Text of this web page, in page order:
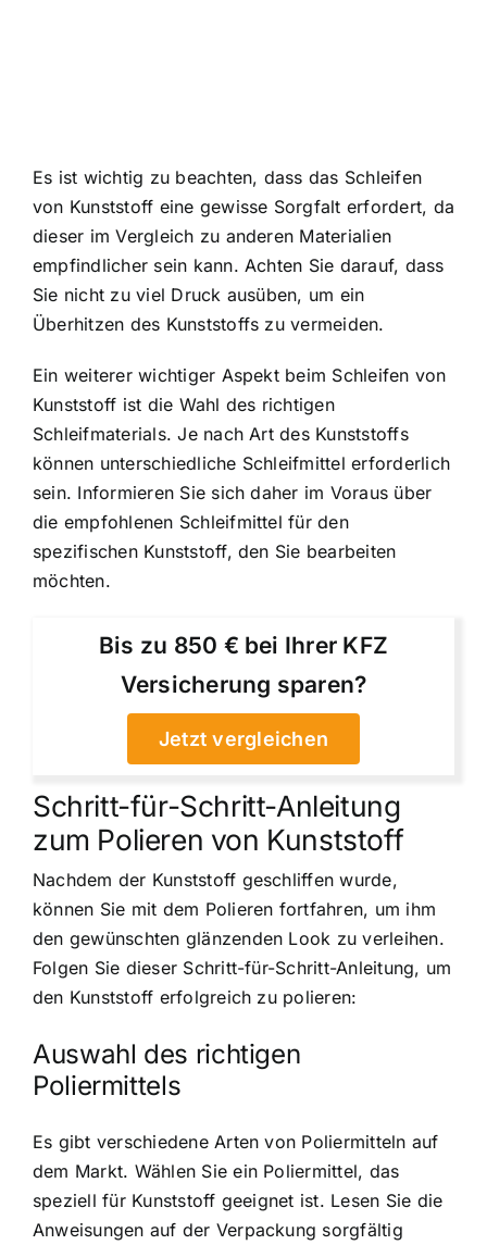
Es ist wichtig zu beachten, dass das Schleifen
von Kunststoff eine gewisse Sorgfalt erfordert, da
dieser im Vergleich zu anderen Materialien
empfindlicher sein kann. Achten Sie darauf, dass
Sie nicht zu viel Druck ausüben, um ein
Überhitzen des Kunststoffs zu vermeiden.
Ein weiterer wichtiger Aspekt beim Schleifen von
Kunststoff ist die Wahl des richtigen
Schleifmaterials. Je nach Art des Kunststoffs
können unterschiedliche Schleifmittel erforderlich
sein. Informieren Sie sich daher im Voraus über
die empfohlenen Schleifmittel für den
spezifischen Kunststoff, den Sie bearbeiten
möchten.
Bis zu 850 € bei Ihrer KFZ
Versicherung sparen?
Jetzt vergleichen
Schritt-für-Schritt-Anleitung
zum Polieren von Kunststoff
Nachdem der Kunststoff geschliffen wurde,
können Sie mit dem Polieren fortfahren, um ihm
den gewünschten glänzenden Look zu verleihen.
Folgen Sie dieser Schritt-für-Schritt-Anleitung, um
den Kunststoff erfolgreich zu polieren:
Auswahl des richtigen
Poliermittels
Es gibt verschiedene Arten von Poliermitteln auf
dem Markt. Wählen Sie ein Poliermittel, das
speziell für Kunststoff geeignet ist. Lesen Sie die
Anweisungen auf der Verpackung sorgfältig